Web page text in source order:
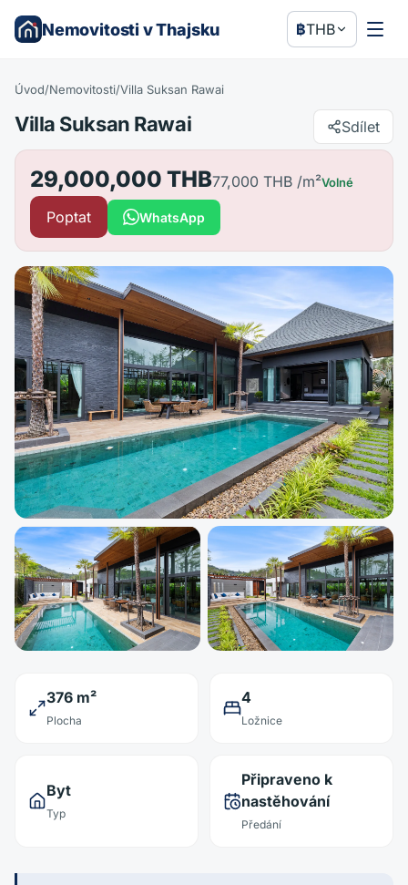
Nemovitosti v Thajsku ฿THB
Úvod/Nemovitosti/Villa Suksan Rawai
Villa Suksan Rawai Sdílet
29,000,000 THB77,000 THB /m²Volné
Poptat WhatsApp
376 m²
Plocha
4
Ložnice
Byt
Typ
Připraveno k
nastěhování
Předání